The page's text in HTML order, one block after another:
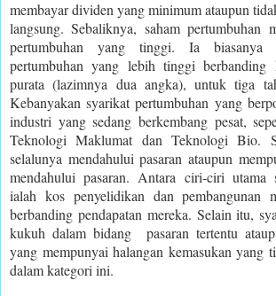
membayar dividen yang minimum ataupun
langsung. Sebaliknya, saham pertumbuhan
pertumbuhan yang tinggi. Ia biasanya
pertumbuhan yang lebih tinggi berbanding
purata (lazimnya dua angka), untuk tiga
Kebanyakan syarikat pertumbuhan yang
industri yang sedang berkembang pesat,
Teknologi Maklumat dan Teknologi Bio.
selalunya mendahului pasaran ataupun
mendahului pasaran. Antara ciri-ciri utama
ialah kos penyelidikan dan pembangunan
berbanding pendapatan mereka. Selain itu,
kukuh dalam bidang pasaran tertentu
yang mempunyai halangan kemasukan yang
dalam kategori ini.